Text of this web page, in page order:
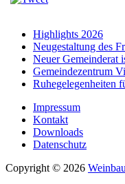
Highlights 2026
Neugestaltung des
Neuer Gemeinderat
Gemeindezentrum
Ruhegelegenheiten
Impressum
Kontakt
Downloads
Datenschutz
Copyright © 2026